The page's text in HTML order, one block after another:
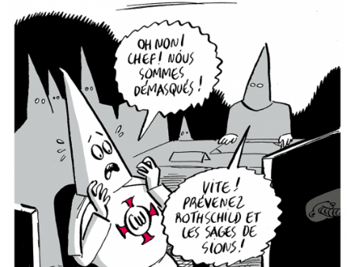
Faire un don
Demander à Vera